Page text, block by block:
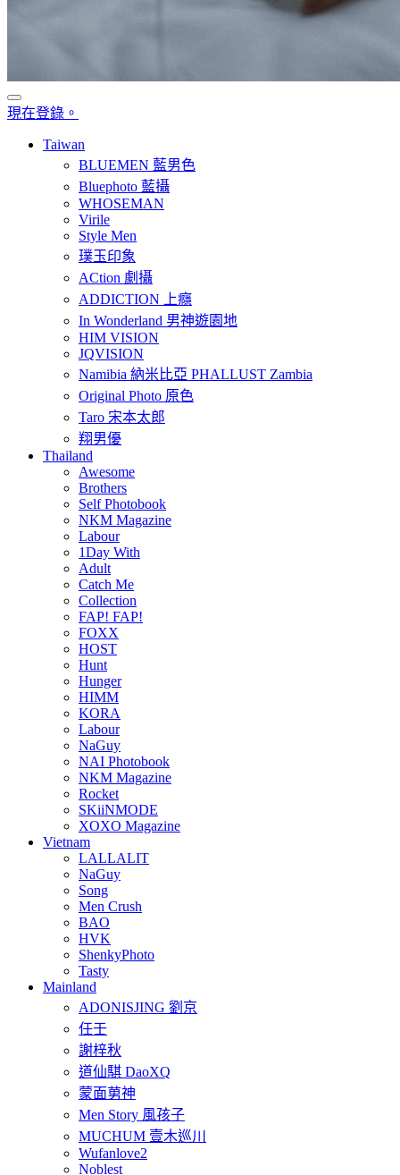
現在登錄。
Taiwan
BLUEMEN 藍男色
Bluephoto 藍攝
WHOSEMAN
Virile
Style Men
璞玉印象
ACtion 劇攝
ADDICTION 上癮
In Wonderland 男神遊園地
HIM VISION
JQVISION
Namibia 納米比亞 PHALLUST Zambia
Original Photo 原色
Taro 宋本太郎
翔男優
Thailand
Awesome
Brothers
Self Photobook
NKM Magazine
Labour
1Day With
Adult
Catch Me
Collection
FAP! FAP!
FOXX
HOST
Hunt
Hunger
HIMM
KORA
Labour
NaGuy
NAI Photobook
NKM Magazine
Rocket
SKiiNMODE
XOXO Magazine
Vietnam
LALLALIT
NaGuy
Song
Men Crush
BAO
HVK
ShenkyPhoto
Tasty
Mainland
ADONISJING 劉京
任壬
謝梓秋
道仙騏 DaoXQ
蒙面莮神
Men Story 風孩子
MUCHUM 壹木巡川
Wufanlove2
Noblest